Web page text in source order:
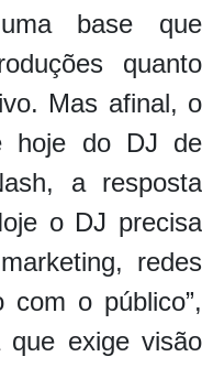
base que
quanto
Mas afinal, o
hoje do DJ de
a resposta
o DJ precisa
redes
com o público”,
que exige visão